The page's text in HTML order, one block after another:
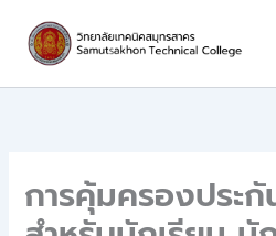
content
การคุ้มครองประ